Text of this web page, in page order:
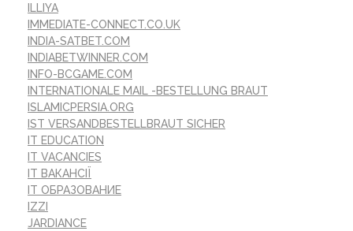
ILLIYA
IMMEDIATE-CONNECT.CO.UK
INDIA-SATBET.COM
INDIABETWINNER.COM
INFO-BCGAME.COM
INTERNATIONALE MAIL -BESTELLUNG BRAUT
ISLAMICPERSIA.ORG
IST VERSANDBESTELLBRAUT SICHER
IT EDUCATION
IT VACANCIES
IT ВАКАНСІЇ
IT ОБРАЗОВАНИЕ
IZZI
JARDIANCE